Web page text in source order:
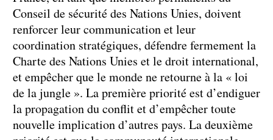
Conseil de sécurité des Nations Unies, doivent
renforcer leur communication et leur
coordination stratégiques, défendre fermement la
Charte des Nations Unies et le droit international,
et empêcher que le monde ne retourne à la « loi
de la jungle ». La première priorité est d’endiguer
la propagation du conflit et d’empêcher toute
nouvelle implication d’autres pays. La deuxième